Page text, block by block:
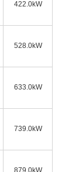
422.0kW
528.0kW
633.0kW
739.0kW
879.0kW